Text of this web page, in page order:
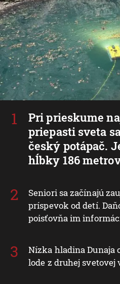
Pri prieskume
priepasti sveta
český potápač.
hĺbky 186
Seniori sa začínajú
príspevok od detí.
poisťovňa im
Nízka hladina Dunaja
lode z druhej svetovej